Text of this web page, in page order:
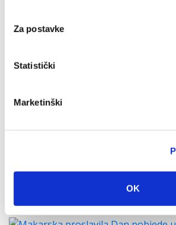
Za postavke
Statistički
Marketinški
OK
Obavijest o novom terminu
Obavijest i uputa kandidatima
Zadnje vijesti
Završeni
na novom futsal i
7. kolovoza 2026.